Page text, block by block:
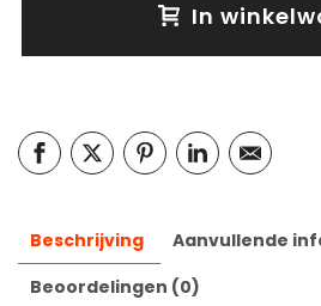
In
Beschrijving
Aanvullende
Beoordelingen (0)